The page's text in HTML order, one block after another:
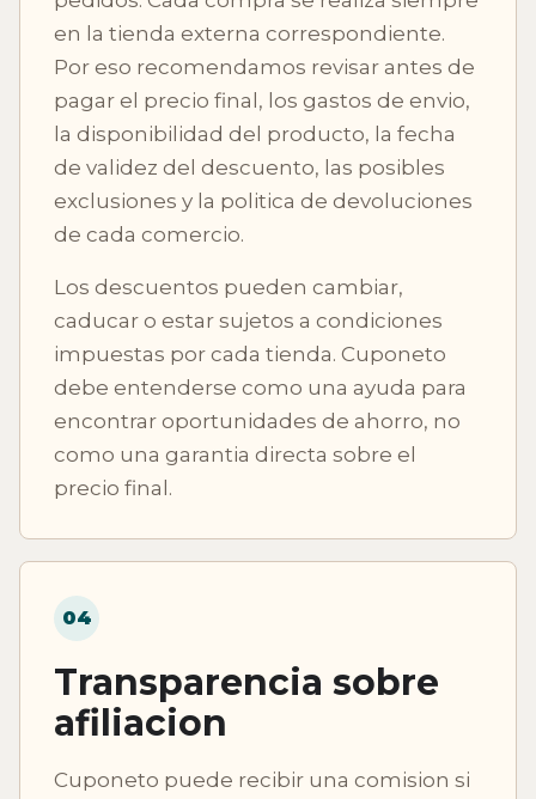
en la tienda externa correspondiente.
Por eso recomendamos revisar antes de
pagar el precio final, los gastos de envio,
la disponibilidad del producto, la fecha
de validez del descuento, las posibles
exclusiones y la politica de devoluciones
de cada comercio.
Los descuentos pueden cambiar,
caducar o estar sujetos a condiciones
impuestas por cada tienda. Cuponeto
debe entenderse como una ayuda para
encontrar oportunidades de ahorro, no
como una garantia directa sobre el
precio final.
04
Transparencia sobre
afiliacion
Cuponeto puede recibir una comision si